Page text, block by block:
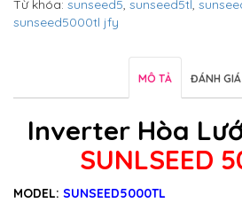
Từ khóa: sunseed5, sunseed5tl,
sunseed5000tl jfy
MÔ TẢ ĐÁNH
Inverter Hòa
SUNLSEED
MODEL: SUNSEED5000TL